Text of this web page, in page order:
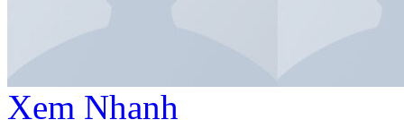
Xem Nhanh